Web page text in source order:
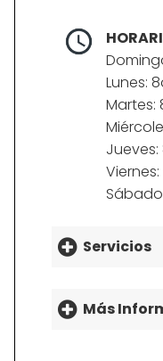
Lunes:
Martes:
Servicios
Más